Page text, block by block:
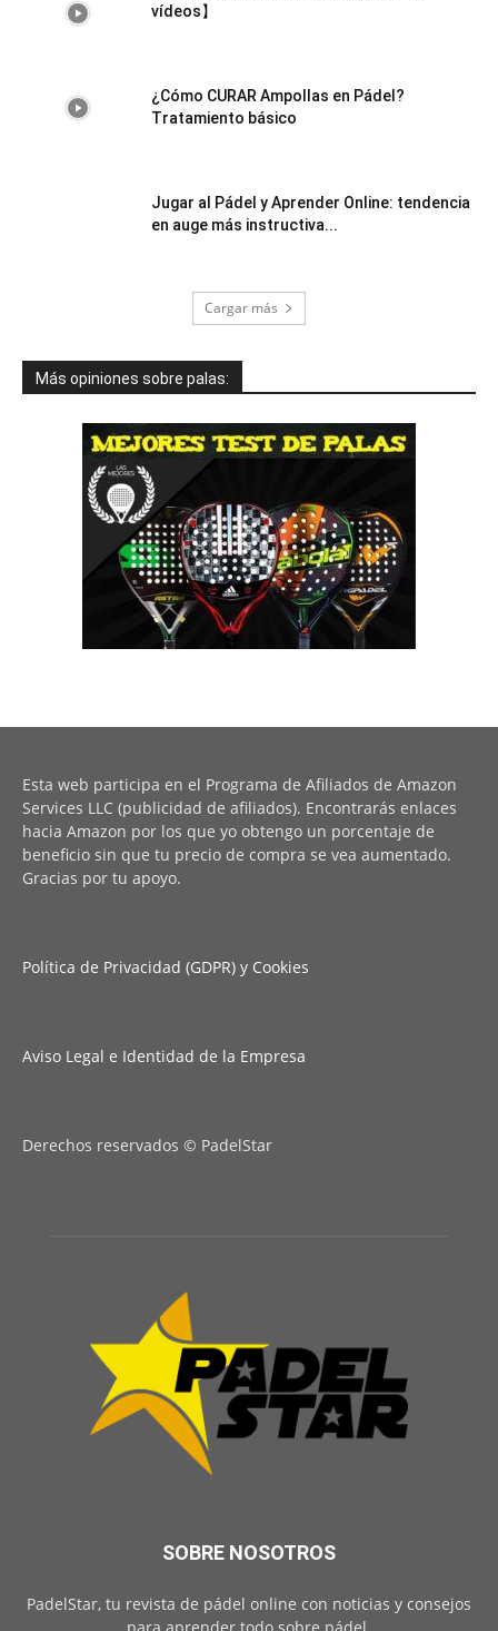
vídeos】
¿Cómo CURAR Ampollas en Pádel?
Tratamiento básico
Jugar al Pádel y Aprender Online: tendencia
en auge más instructiva...
Cargar más
Más opiniones sobre palas:
Esta web participa en el Programa de Afiliados de Amazon
Services LLC (publicidad de afiliados). Encontrarás enlaces
hacia Amazon por los que yo obtengo un porcentaje de
beneficio sin que tu precio de compra se vea aumentado.
Gracias por tu apoyo.
Política de Privacidad (GDPR) y Cookies
Aviso Legal e Identidad de la Empresa
Derechos reservados © PadelStar
SOBRE NOSOTROS
PadelStar, tu revista de pádel online con noticias y consejos